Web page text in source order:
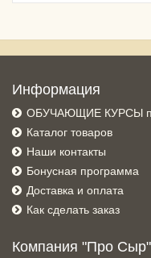
Информация
ОБУЧАЮЩИЕ КУРСЫ
Каталог товаров
Наши контакты
Бонусная программа
Доставка и оплата
Как сделать заказ
Компания "Про